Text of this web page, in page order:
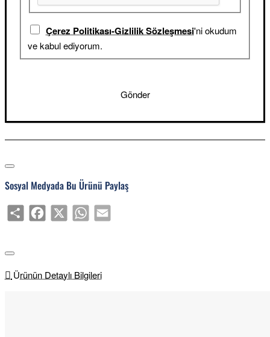
Çerez Politikası-Gizlilik Sözleşmesi'ni okudum
ve kabul ediyorum.
Gönder
Sosyal Medyada Bu Ürünü Paylaş
ShareFacebook
X WhatsAppEmail
Ürünün Detaylı Bilgileri